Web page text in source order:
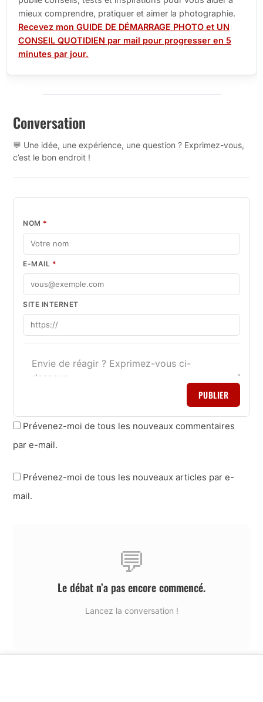
mieux comprendre, pratiquer et aimer la photographie.
Recevez mon GUIDE DE DÉMARRAGE PHOTO et UN
CONSEIL QUOTIDIEN par mail pour progresser en 5
minutes par jour.
Conversation
💬 Une idée, une expérience, une question ? Exprimez-vous,
c’est le bon endroit !
NOM *
E-MAIL *
SITE INTERNET
PUBLIER
Prévenez-moi de tous les nouveaux commentaires
par e-mail.
Prévenez-moi de tous les nouveaux articles par e-
mail.
💬
Le débat n’a pas encore commencé.
Lancez la conversation !